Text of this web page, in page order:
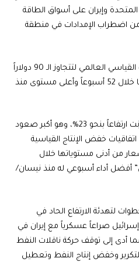
المتحدة وإيران على أسواق الطاقة
اضطراب الإمدادات في منطقة
وصعدت العقود الآجلة لخام برنت القياسي العالمي لتتجاوز الـ 90 دولاراً
للبرميل مسجلة أعلى مستوى لها خلال 52 أسبوعاً وأعلى مستوى منذ
وخلال هذا الأسبوع، سجل خام برنت ارتفاعاً بنحو 23%، وهو أكبر صعود
ساهمت اتفاقيات خفض الإنتاج القياسية
من أدنى مستوياتها خلال
أفضل أداء أسبوعي له منذ نيسان/
لتهدئة ⁠الارتفاع الحاد في
صراعاً عسكرياً مع إيران في
مما أدى إلى توقف حركة ناقلات النفط
وخفض إنتاج النفط وتعطيل